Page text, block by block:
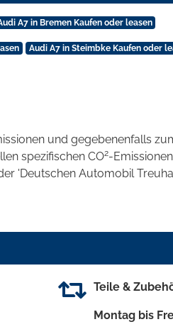
A7 in Bremen Kaufen oder leasen
Audi A7 in Steimbke Kaufen oder
und gegebenenfalls
spezifischen CO2-
'Deutschen Automobil
Teile &
Montag bis